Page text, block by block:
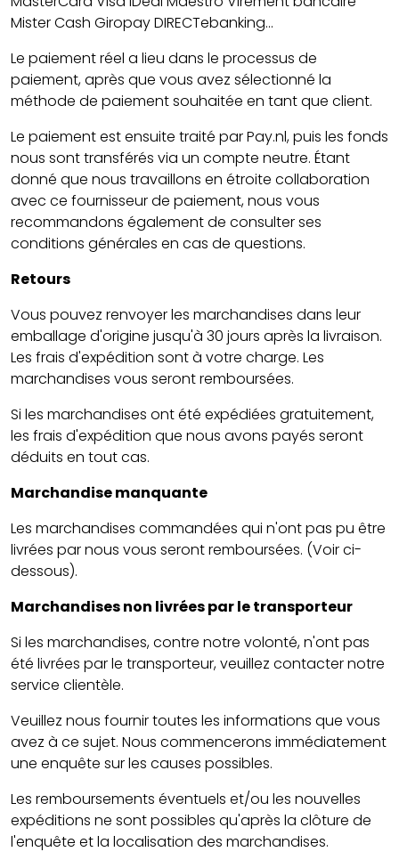
Mister Cash Giropay DIRECTebanking...
Le paiement réel a lieu dans le processus de
paiement, après que vous avez sélectionné la
méthode de paiement souhaitée en tant que client.
Le paiement est ensuite traité par Pay.nl, puis les fonds
nous sont transférés via un compte neutre. Étant
donné que nous travaillons en étroite collaboration
avec ce fournisseur de paiement, nous vous
recommandons également de consulter ses
conditions générales en cas de questions.
Retours
Vous pouvez renvoyer les marchandises dans leur
emballage d'origine jusqu'à 30 jours après la livraison.
Les frais d'expédition sont à votre charge. Les
marchandises vous seront remboursées.
Si les marchandises ont été expédiées gratuitement,
les frais d'expédition que nous avons payés seront
déduits en tout cas.
Marchandise manquante
Les marchandises commandées qui n'ont pas pu être
livrées par nous vous seront remboursées. (Voir ci-
dessous).
Marchandises non livrées par le transporteur
Si les marchandises, contre notre volonté, n'ont pas
été livrées par le transporteur, veuillez contacter notre
service clientèle.
Veuillez nous fournir toutes les informations que vous
avez à ce sujet. Nous commencerons immédiatement
une enquête sur les causes possibles.
Les remboursements éventuels et/ou les nouvelles
expéditions ne sont possibles qu'après la clôture de
l'enquête et la localisation des marchandises.